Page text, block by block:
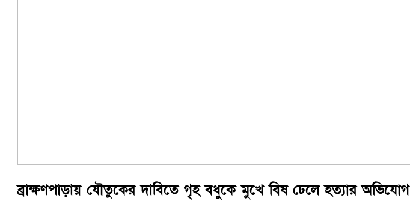
ব্রাক্ষণপাড়ায় যৌতুকের দাবিতে গৃহ বধুকে মুখে বিষ ঢেলে হত্যার অভিযোগ